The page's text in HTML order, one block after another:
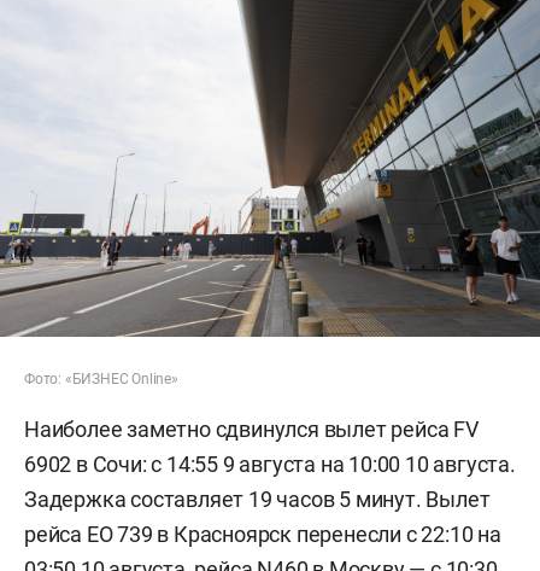
Фото: «БИЗНЕС Online»
Наиболее заметно сдвинулся вылет рейса FV
6902 в Сочи: с 14:55 9 августа на 10:00 10 августа.
Задержка составляет 19 часов 5 минут. Вылет
рейса EO 739 в Красноярск перенесли с 22:10 на